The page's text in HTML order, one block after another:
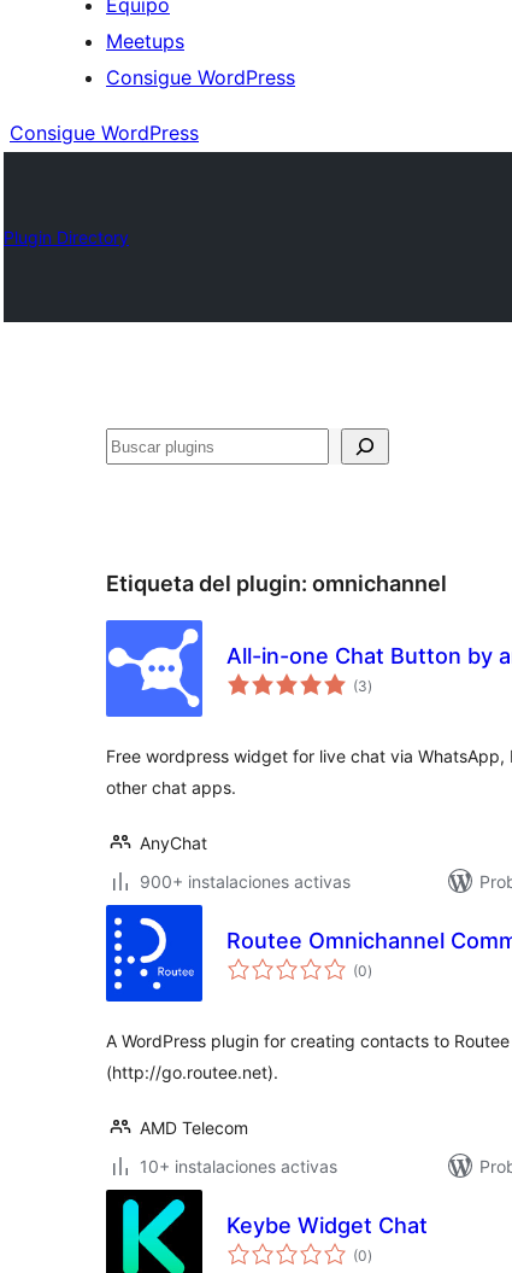
Equipo
Meetups
Consigue WordPress
Consigue WordPress
Plugin Directory
Buscar
Etiqueta del plugin: omnichannel
All-in-one Chat Button by
(3total
de
)
Free wordpress widget for live chat via WhatsApp,
other chat apps.
AnyChat
900+ instalaciones activas
Routee Omnichannel
(0total
de
)
A WordPress plugin for creating contacts to
(http://go.routee.net).
AMD Telecom
10+ instalaciones activas
Keybe Widget Chat
(0total
de
)